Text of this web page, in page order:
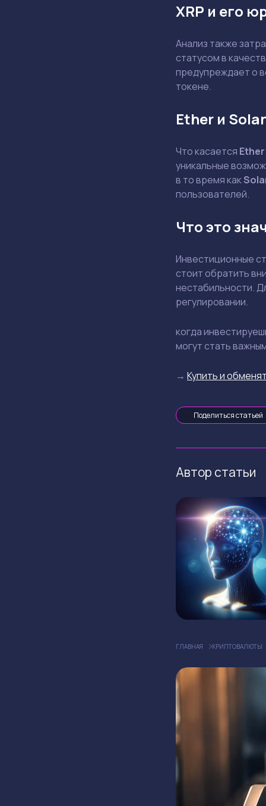
XRP и его
Анализ также
статусом в
предупреждает о
токене.
Ether и
Что касается Ether
уникальные
в то время как
пользователей.
Что это
Инвестиционные
стоит обратить
нестабильности.
регулировании.
когда
могут стать
→ Купить и
Поделиться статьей
Автор статьи
ГЛАВНАЯ КРИПТОВАЛЮТЫ